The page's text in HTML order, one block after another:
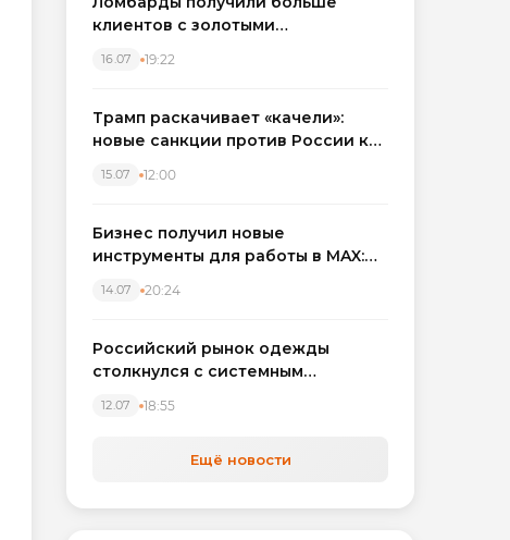
клиентов с золотыми
вырос на фоне подорожания
16.07 19:22
Трамп раскачивает «качели»:
новые санкции против России как
15.07 12:00
Бизнес получил новые
инструменты для работы в MAX:
автоматизируют обработку
14.07 20:24
Российский рынок одежды
столкнулся с системным
12.07 18:55
Ещё новости